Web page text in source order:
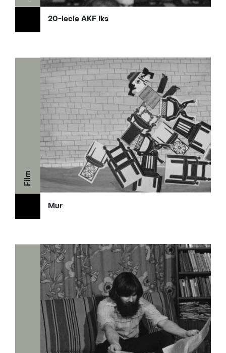
20-lecie AKF Iks
Film
Mur